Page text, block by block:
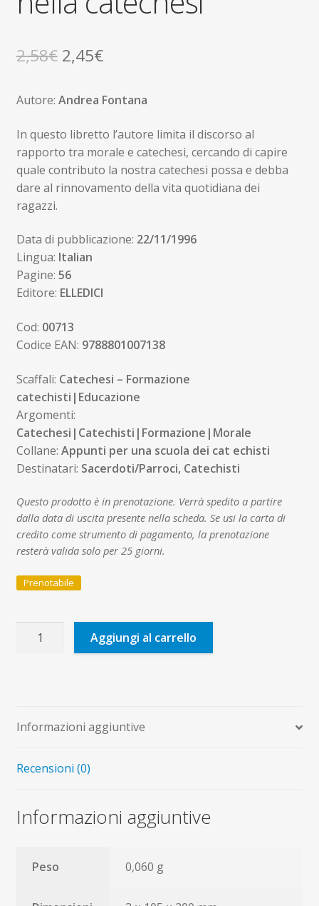
2,58€ Il
originale
era:
2,58€.
2,45€Il
attuale
è:
2,45€.
Autore: Andrea Fontana
In questo libretto l’autore limita il discorso al
rapporto tra morale e catechesi, cercando di capire
quale contributo la nostra catechesi possa e debba
dare al rinnovamento della vita quotidiana dei
ragazzi.
Data di pubblicazione: 22/11/1996
Lingua: Italian
Pagine: 56
Editore: ELLEDICI
Cod: 00713
Codice EAN: 9788801007138
Scaffali: Catechesi – Formazione
catechisti|Educazione
Argomenti:
Catechesi|Catechisti|Formazione|Morale
Collane: Appunti per una scuola dei cat echisti
Destinatari: Sacerdoti/Parroci, Catechisti
Questo prodotto è in prenotazione. Verrà spedito a partire
dalla data di uscita presente nella scheda. Se usi la carta di
credito come strumento di pagamento, la prenotazione
resterà valida solo per 25 giorni.
Prenotabile
Educazione
morale
Aggiungi al carrello
Informazioni aggiuntive
Recensioni (0)
Informazioni aggiuntive
Peso 0,060 g